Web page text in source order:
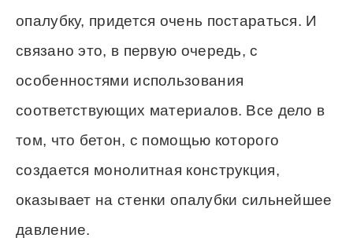
опалубку, придется очень постараться. И
связано это, в первую очередь, с
особенностями использования
соответствующих материалов. Все дело в
том, что бетон, с помощью которого
создается монолитная конструкция,
оказывает на стенки опалубки сильнейшее
давление.